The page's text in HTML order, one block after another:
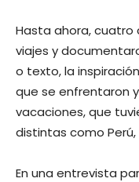
Hasta ahora, cuatro
viajes y
o texto, la
que se enfrentaron
vacaciones, que
distintas como Perú,
En una entrevista